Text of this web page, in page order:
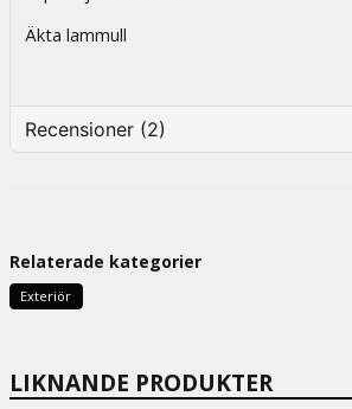
Äkta lammull
Recensioner (2)
Anonym
1 år siden
LIKNANDE PRODUKTER
Relaterade kategorier
Exteriör